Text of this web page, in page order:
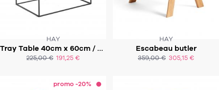
HAY
Tray Table 40cm x 60cm / h54cm
225,00 € 191,25 €
SOUS 3-4 SEMAINES
ACHAT EXPRESS
HAY
Escabeau butler
359,00 € 305,15 €
SOUS 3-4 SEMAINES
ACHAT EXPRESS
promo -20%